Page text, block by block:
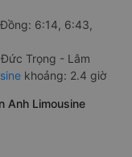
6:14, 6:43,
Trọng - Lâm
khoảng: 2.4 giờ
Anh Limousine